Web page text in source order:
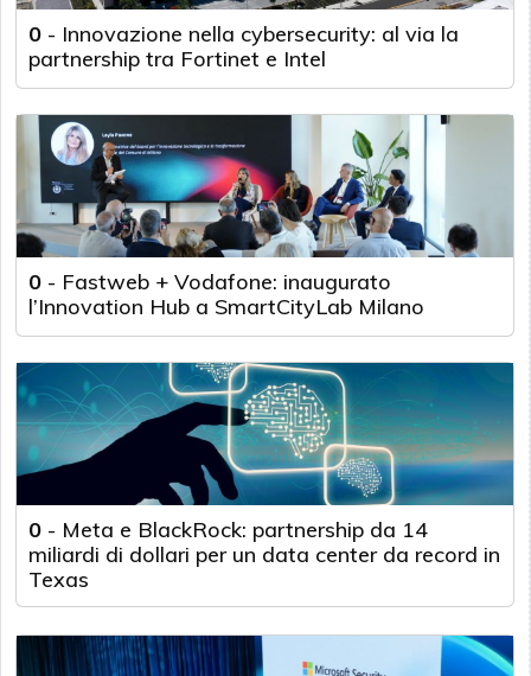
0 - Innovazione nella cybersecurity: al via la
partnership tra Fortinet e Intel
0 - Fastweb + Vodafone: inaugurato
l’Innovation Hub a SmartCityLab Milano
0 - Meta e BlackRock: partnership da 14
miliardi di dollari per un data center da record in
Texas